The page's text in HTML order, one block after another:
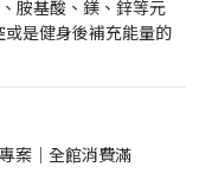
胺基酸、鎂、鋅等元
是健身後補充能量的
案｜全館消費滿